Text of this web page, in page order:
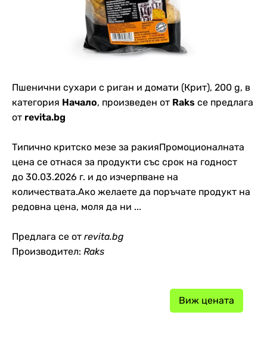
Пшенични сухари с риган и домати (Крит), 200 g, в
категория Начало, произведен от Raks се предлага
от revita.bg
Типично критско мезе за ракияПромоционалната
цена се отнася за продукти със срок на годност
до 30.03.2026 г. и до изчерпване на
количествата.Ако желаете да поръчате продукт на
редовна цена, моля да ни ...
Предлага се от revita.bg
Производител: Raks
Виж цената